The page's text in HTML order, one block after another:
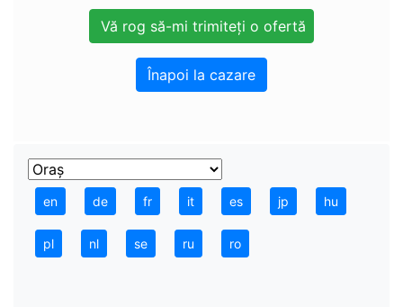
Înapoi la cazare
en de fr it es jp hu
pl nl se ru ro